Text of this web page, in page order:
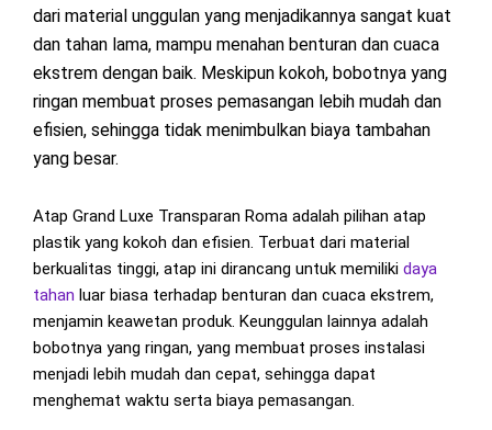
dari material unggulan yang menjadikannya sangat kuat
dan tahan lama, mampu menahan benturan dan cuaca
ekstrem dengan baik. Meskipun kokoh, bobotnya yang
ringan membuat proses pemasangan lebih mudah dan
efisien, sehingga tidak menimbulkan biaya tambahan
yang besar.
Atap Grand Luxe Transparan Roma adalah pilihan atap
plastik yang kokoh dan efisien. Terbuat dari material
berkualitas tinggi, atap ini dirancang untuk memiliki daya
tahan luar biasa terhadap benturan dan cuaca ekstrem,
menjamin keawetan produk. Keunggulan lainnya adalah
bobotnya yang ringan, yang membuat proses instalasi
menjadi lebih mudah dan cepat, sehingga dapat
menghemat waktu serta biaya pemasangan.